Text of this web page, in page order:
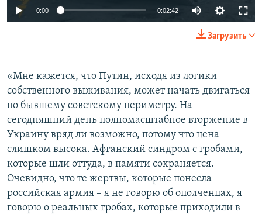
0:00 0:02:42
Загрузить
«Мне кажется, что Путин, исходя из логики
собственного выживания, может начать двигаться
по бывшему советскому периметру. На
сегодняшний день полномасштабное вторжение в
Украину вряд ли возможно, потому что цена
слишком высока. Афганский синдром с гробами,
которые шли оттуда, в памяти сохраняется.
Очевидно, что те жертвы, которые понесла
российская армия – я не говорю об ополченцах, я
говорю о реальных гробах, которые приходили в